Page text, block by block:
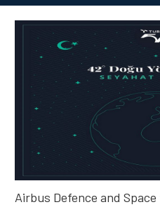
Airbus Defence and Space